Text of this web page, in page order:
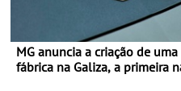
MG anuncia a criação de uma
fábrica na Galiza, a primeira